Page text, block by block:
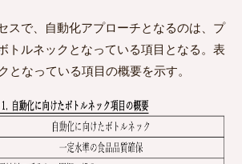
スで、自動化アプローチとなるのは、プ
トルネックとなっている項目となる。表
となっている項目の概要を示す。